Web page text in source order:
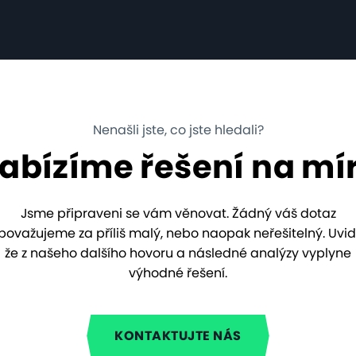
Nenašli jste, co jste hledali?
řešení na
Jsme připraveni se vám věnovat. Žádný váš dotaz
za příliš malý, nebo naopak neřešitelný.
že z našeho dalšího hovoru a následné analýzy vyplyne
výhodné řešení.
KONTAKTUJTE NÁS